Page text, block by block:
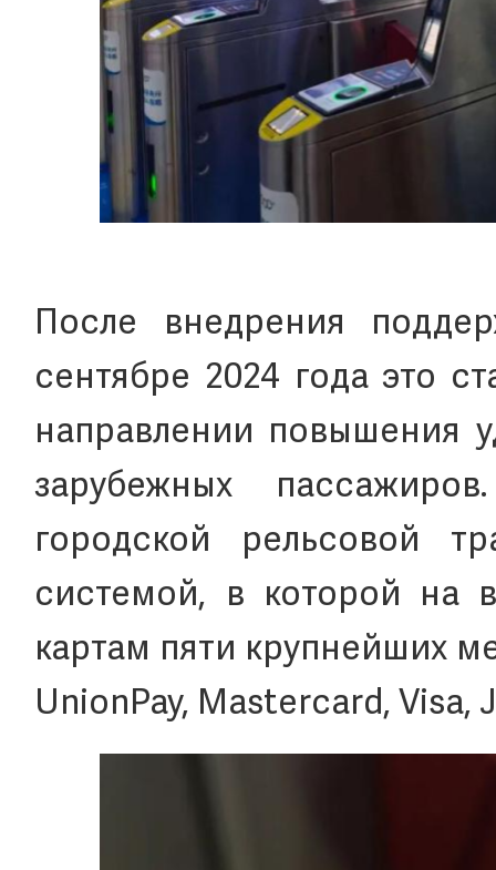
После внедрения
сентябре 2024 года это
направлении повышения
зарубежных
городской рельсовой
системой, в которой на
картам пяти крупнейших
UnionPay, Mastercard, Visa,